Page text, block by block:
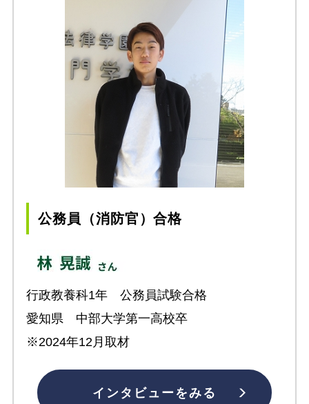
公務員（消防官）合格
行政教養科1年 公務員試験合格
愛知県 中部大学第一高校卒
※2024年12月取材
インタビューをみる